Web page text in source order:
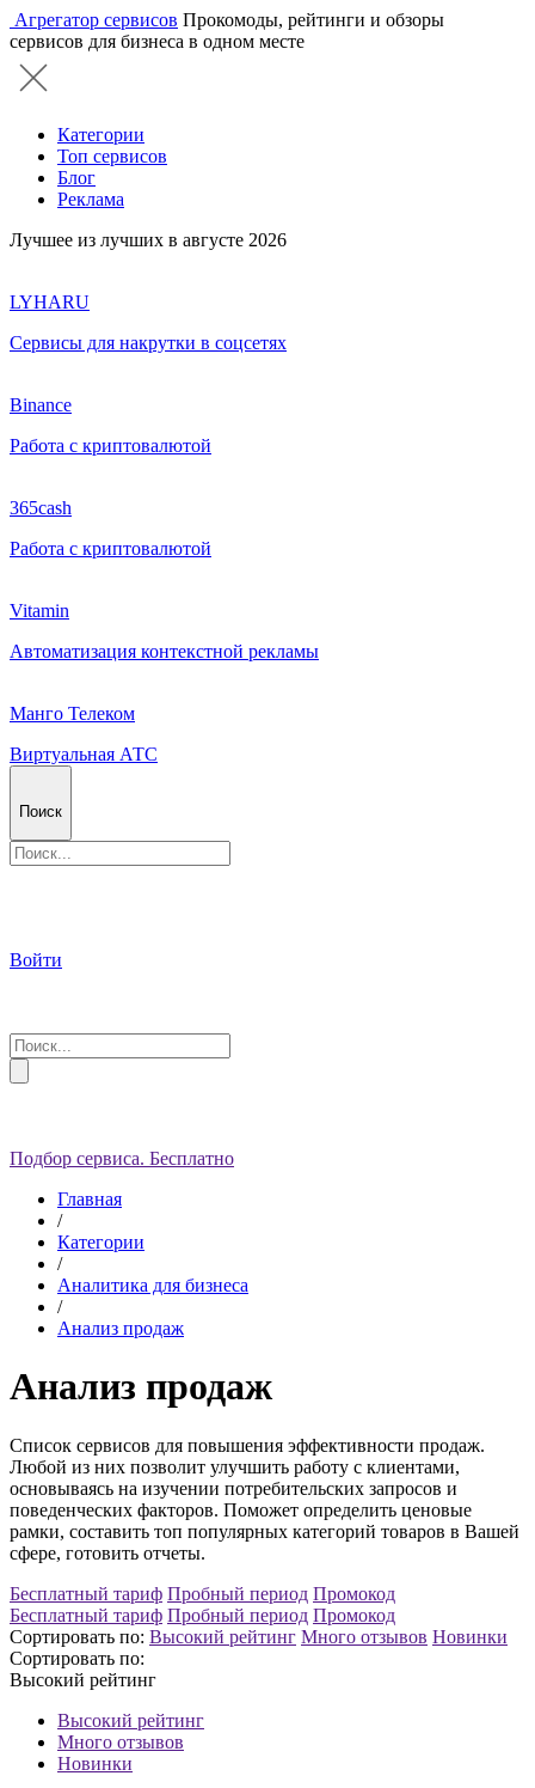
Агрегатор сервисов Прокомоды, рейтинги и обзоры
сервисов для бизнеса в одном месте
Категории
Топ сервисов
Блог
Реклама
Лучшее из лучших в августе 2026
LYHARU
Сервисы для накрутки в соцсетях
Binance
Работа с криптовалютой
365cash
Работа с криптовалютой
Vitamin
Автоматизация контекстной рекламы
Манго Телеком
Виртуальная АТС
Поиск
Войти
Подбор сервиса. Бесплатно
Главная
/
Категории
/
Аналитика для бизнеса
/
Анализ продаж
Анализ продаж
Список сервисов для повышения эффективности продаж.
Любой из них позволит улучшить работу с клиентами,
основываясь на изучении потребительских запросов и
поведенческих факторов. Поможет определить ценовые
рамки, составить топ популярных категорий товаров в Вашей
сфере, готовить отчеты.
Бесплатный тариф Пробный период Промокод
Бесплатный тариф Пробный период Промокод
Сортировать по: Высокий рейтинг Много отзывов Новинки
Сортировать по:
Высокий рейтинг
Высокий рейтинг
Много отзывов
Новинки